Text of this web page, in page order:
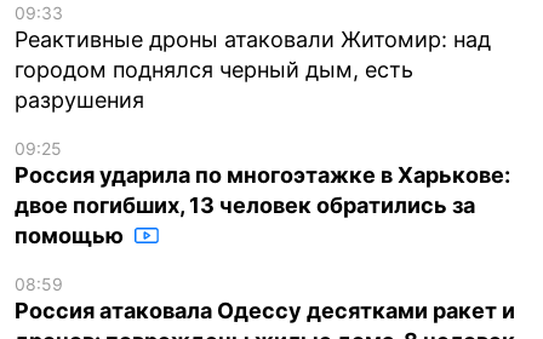
09:33
Реактивные дроны атаковали Житомир: над
городом поднялся черный дым, есть
разрушения
09:25
Россия ударила по многоэтажке в Харькове:
двое погибших, 13 человек обратились за
помощью
08:59
Россия атаковала Одессу десятками ракет и